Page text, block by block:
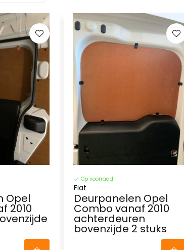
Opel
2010
Op voorraad
Fiat
Deurpanelen Opel
Combo vanaf 2010
achterdeuren
bovenzijde 2 stuks